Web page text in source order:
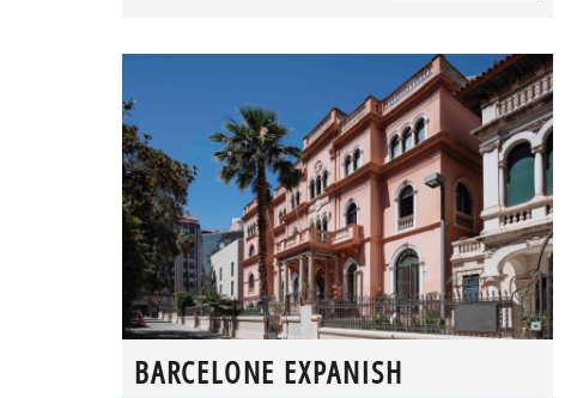
BARCELONE EXPANISH